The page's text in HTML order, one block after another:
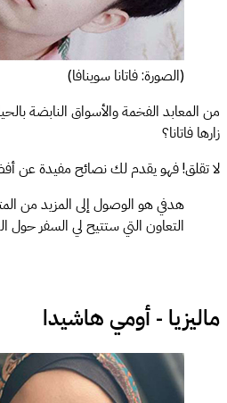
(الصورة: فاتانا سوينافا)
من المعابد الفخمة والأسواق النابضة
زارها فاتانا؟
لا تقلق! فهو يقدم لك نصائح مفيدة عن
هدفي هو الوصول إلى المزيد من
التعاون التي ستتيح لي السفر حول
ماليزيا - أومي هاشيدا